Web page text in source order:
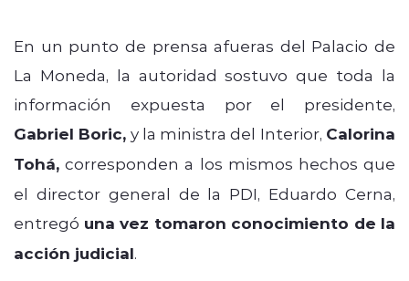
En un punto de prensa afueras del Palacio de
La Moneda, la autoridad sostuvo que toda la
información expuesta por el presidente,
Gabriel Boric, y la ministra del Interior, Calorina
Tohá, corresponden a los mismos hechos que
el director general de la PDI, Eduardo Cerna,
entregó una vez tomaron conocimiento de la
acción judicial.